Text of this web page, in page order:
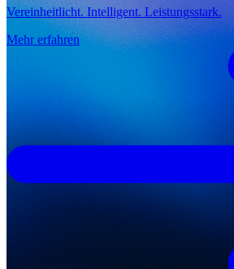
Vereinheitlicht. Intelligent. Leistungsstark.
Mehr erfahren